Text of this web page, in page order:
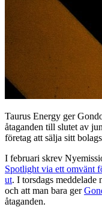
Taurus Energy ger
åtaganden till slutet av
företag att sälja sitt
I februari skrev
Spotlight via ett omvänt
ut. I torsdags meddelade
och att man bara ger
åtaganden.